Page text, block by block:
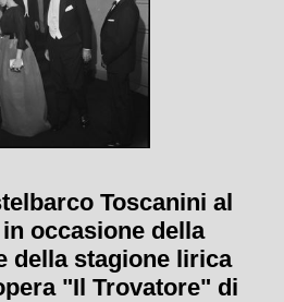
Toscanini al
occasione della
della stagione lirica
"Il Trovatore" di